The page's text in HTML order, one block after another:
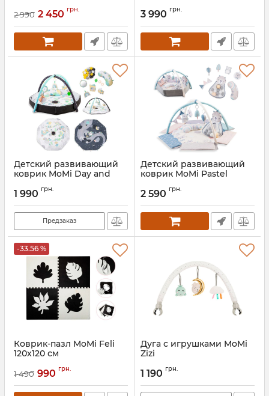
2 990 2 450 грн. 3 990 грн.
Детский развивающий
коврик MoMi Day and
Артикул:
1 990 грн.
Предзаказ
Детский развивающий
коврик MoMi Pastel
2 590 грн.
-33.56 %
Коврик-пазл MoMi Feli
120х120 см
1 490 990 грн.
Дуга с игрушками MoMi
Zizi
1 190 грн.